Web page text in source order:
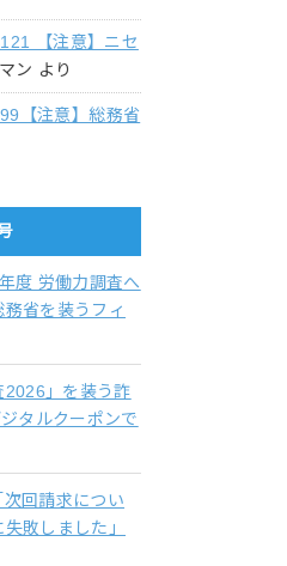
【注意】ニセ
ン より
【注意】総務省
度 労働力調査へ
省を装うフィ
2026」を装う詐
タルクーポンで
次回請求につい
敗しました」